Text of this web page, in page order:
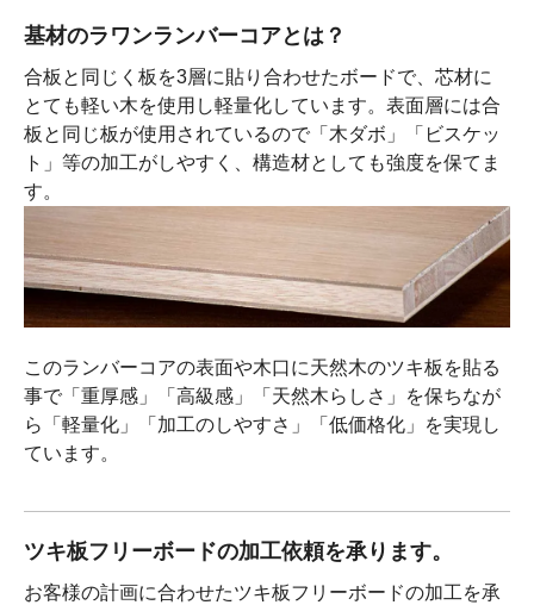
基材のラワンランバーコアとは？
合板と同じく板を3層に貼り合わせたボードで、芯材に
とても軽い木を使用し軽量化しています。表面層には合
板と同じ板が使用されているので「木ダボ」「ビスケッ
ト」等の加工がしやすく、構造材としても強度を保てま
す。
このランバーコアの表面や木口に天然木のツキ板を貼る
事で「重厚感」「高級感」「天然木らしさ」を保ちなが
ら「軽量化」「加工のしやすさ」「低価格化」を実現し
ています。
ツキ板フリーボードの加工依頼を承ります。
お客様の計画に合わせたツキ板フリーボードの加工を承